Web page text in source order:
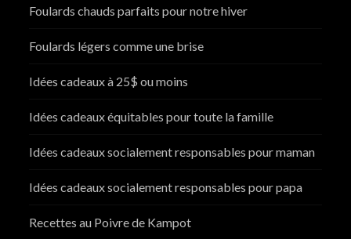
Foulards chauds parfaits pour notre hiver
Foulards légers comme une brise
Idées cadeaux à 25$ ou moins
Idées cadeaux équitables pour toute la famille
Idées cadeaux socialement responsables pour maman
Idées cadeaux socialement responsables pour papa
Recettes au Poivre de Kampot